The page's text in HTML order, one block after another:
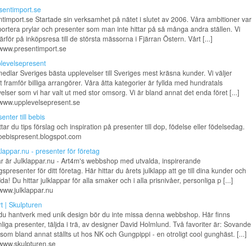
Startade sin verksamhet på nätet i slutet av 2006. Våra ambitioner var
prylar och presenter som man inte hittar på så många andra ställen. Vi
på inköpsresa till de största mässorna i Fjärran Östern. Vårt [...]
Sveriges bästa upplevelser till Sveriges mest kräsna kunder. Vi väljer
framför billiga arrangörer. Våra åtta kategorier är fyllda med hundratals
som vi har valt ut med stor omsorg. Vi är bland annat det enda föret [...]
till bebis
du tips förslag och inspiration på presenter till dop, födelse eller födelsedag.
- presenter för företag
är Julklappar.nu - Art4m's webbshop med utvalda, inspirerande
för ditt företag. Här hittar du årets julklapp att ge till dina kunder och
Du hittar julklappar för alla smaker och i alla prisnivåer, personliga p [...]
| Skulpturen
hantverk med unik design bör du inte missa denna webbshop. Här finns
presenter, täljda i trä, av designer David Holmlund. Två favoriter är: Sovande
bland annat ställts ut hos NK och Gungpippi - en otroligt cool gunghäst. [...]